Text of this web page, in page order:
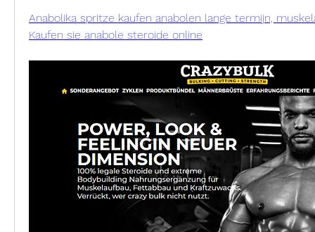
Anabolika spritze kaufen anabolen lange termijn,
Kaufen sie anabole steroide online